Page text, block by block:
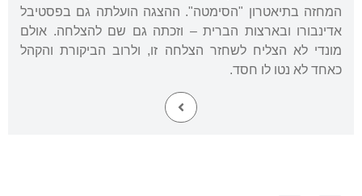
המחזה בתיאטרון "הסימטה". ההצגה הועלתה גם בפסטיבל
אדינבורו ובארצות הברית – וזכתה גם שם להצלחה. אולם
מונדי לא הצליח לשחזר הצלחה זו, ולרוב הביקורת והקהל
כאחד לא נטו לו חסד.